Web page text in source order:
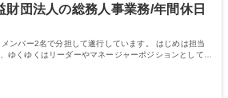
財団法人の総務人事業務/年間休日
ンバー2名で分担して遂行しています。 はじめは担当
ゆくゆくはリーダーやマネージャーポジションとして活
。